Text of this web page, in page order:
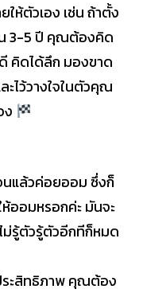
ห้ตัวเอง เช่น ถ้าตั้ง
น 3-5 ปี คุณต้องคิด
คิดได้ลึก มองขาด
ะไว้วางใจในตัวคุณ
ง
นแล้วค่อยออม ซึ่งก็
ห้ออมหรอกค่ะ มันจะ
ม่รู้ตัวรู้ตัวอีกทีก็หมด
ระสิทธิภาพ คุณต้อง